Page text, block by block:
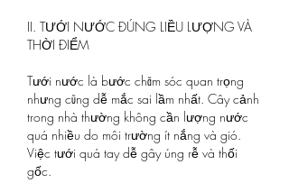
II. TƯỚI NƯỚC ĐÚNG LIỀU LƯỢNG VÀ
THỜI ĐIỂM
Tưới nước là bước chăm sóc quan trọng
nhưng cũng dễ mắc sai lầm nhất. Cây cảnh
trong nhà thường không cần lượng nước
quá nhiều do môi trường ít nắng và gió.
Việc tưới quá tay dễ gây úng rễ và thối
gốc.